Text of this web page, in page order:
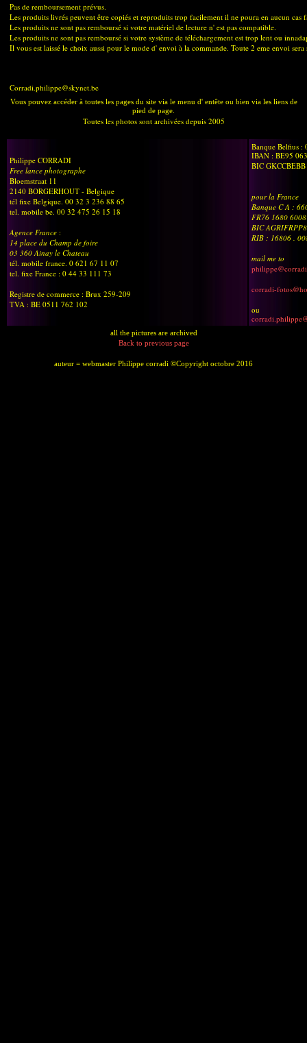
Pas de remboursement prévus.
Les produits livrés peuvent être copiés et reproduits trop facilement il ne poura en aucun
Les produits ne sont pas remboursé si votre matériel de lecture n' est pas compatible.
Les produits ne sont pas remboursé si votre système de téléchargement est trop lent ou
Il vous est laissé le choix aussi pour le mode d' envoi à la commande. Toute 2 eme envoi sera
Corradi.philippe@skynet.be
Vous pouvez accéder à toutes les pages du site via le menu d' entête ou bien via les liens de
pied de page.
Toutes les photos sont archivées depuis 2005
Philippe CORRADI
Free lance photographe
Bloemstraat 11
2140 BORGERHOUT - Belgique
tél fixe Belgique. 00 32 3 236 88 65
tel. mobile be. 00 32 475 26 15 18
Agence France :
14 place du Champ de foire
03 360 Ainay le Chateau
tél. mobile france. 0 621 67 11 07
tel. fixe France : 0 44 33 111 73
Registre de commerce : Brux 259-209
TVA : BE 0511 762 102
Banque Belfius :
IBAN : BE95
BIC GKCCBEBB
pour la France
Banque C A :
FR76 1680
BIC
RIB : 16806 .
mail me to
corradi-
ou
all the pictures are archived
Back to previous page
auteur = webmaster Philippe corradi ©Copyright octobre 2016